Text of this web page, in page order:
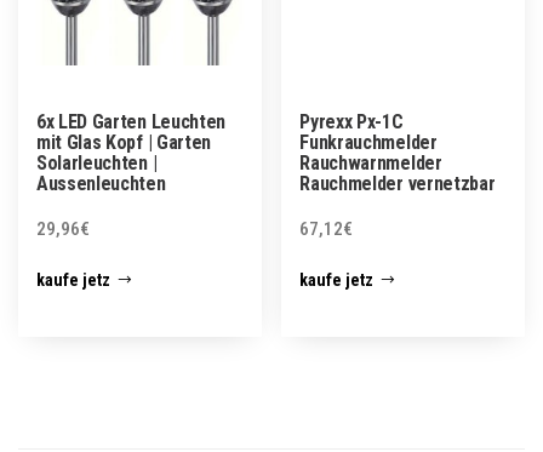
6x LED Garten Leuchten
mit Glas Kopf | Garten
Solarleuchten |
Aussenleuchten
29,96€
kaufe jetz
Pyrexx Px-1C
Funkrauchmelder
Rauchwarnmelder
Rauchmelder vernetzbar
67,12€
kaufe jetz